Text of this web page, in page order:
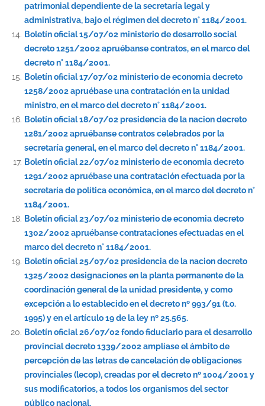
patrimonial dependiente de la secretaría legal y
administrativa, bajo el régimen del decreto n° 1184/2001.
Boletín oficial 15/07/02 ministerio de desarrollo social
decreto 1251/2002 apruébanse contratos, en el marco del
decreto n° 1184/2001.
Boletín oficial 17/07/02 ministerio de economia decreto
1258/2002 apruébase una contratación en la unidad
ministro, en el marco del decreto n° 1184/2001.
Boletín oficial 18/07/02 presidencia de la nacion decreto
1281/2002 apruébanse contratos celebrados por la
secretaría general, en el marco del decreto n° 1184/2001.
Boletín oficial 22/07/02 ministerio de economia decreto
1291/2002 apruébase una contratación efectuada por la
secretaría de política económica, en el marco del decreto n°
1184/2001.
Boletín oficial 23/07/02 ministerio de economia decreto
1302/2002 apruébanse contrataciones efectuadas en el
marco del decreto n° 1184/2001.
Boletín oficial 25/07/02 presidencia de la nacion decreto
1325/2002 designaciones en la planta permanente de la
coordinación general de la unidad presidente, y como
excepción a lo establecido en el decreto nº 993/91 (t.o.
1995) y en el artículo 19 de la ley nº 25.565.
Boletín oficial 26/07/02 fondo fiduciario para el desarrollo
provincial decreto 1339/2002 amplíase el ámbito de
percepción de las letras de cancelación de obligaciones
provinciales (lecop), creadas por el decreto nº 1004/2001 y
sus modificatorios, a todos los organismos del sector
público nacional.